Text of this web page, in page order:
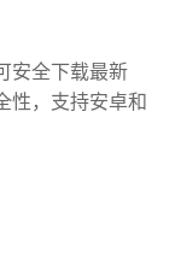
安全下载最新
性，支持安卓和